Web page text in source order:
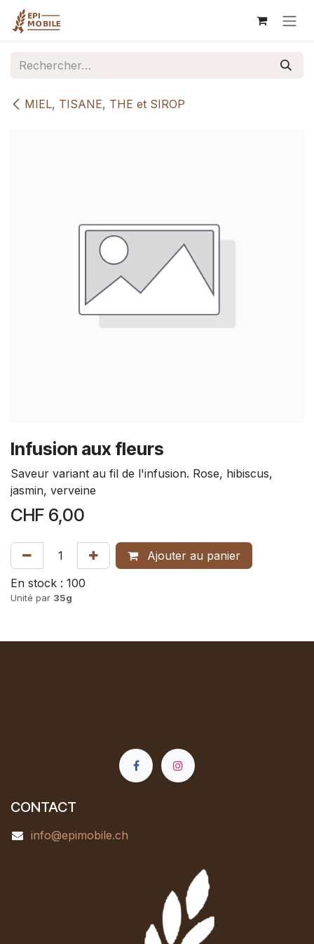
Se rendre au contenu
MIEL, TISANE, THE et SIROP
Infusion aux fleurs
Saveur variant au fil de l'infusion. Rose, hibiscus,
jasmin, verveine
CHF 6,00
Ajouter au panier
En stock : 100
Unité par 35g
CONTACT
info@epimobile.ch